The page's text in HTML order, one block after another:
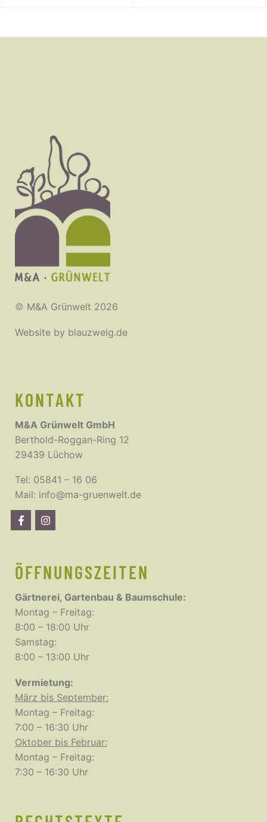
© M&A Grünwelt 2026
Website by blauzweig.de
KONTAKT
M&A Grünwelt GmbH
Berthold-Roggan-Ring 12
29439 Lüchow
Tel: 05841 – 16 06
Mail: info@ma-gruenwelt.de
ÖFFNUNGSZEITEN
Gärtnerei, Gartenbau & Baumschule:
Montag – Freitag:
8:00 – 18:00 Uhr
Samstag:
8:00 – 13:00 Uhr
Vermietung:
März bis September:
Montag – Freitag:
7:00 – 16:30 Uhr
Oktober bis Februar:
Montag – Freitag:
7:30 – 16:30 Uhr